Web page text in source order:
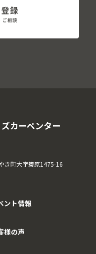
カーペンター
き町大字簑原1475-16
ント情報
様の声